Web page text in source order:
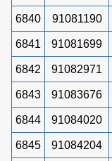
6840 91081190
6841 91081699
6842 91082971
6843 91083676
6844 91084020
6845 91084204